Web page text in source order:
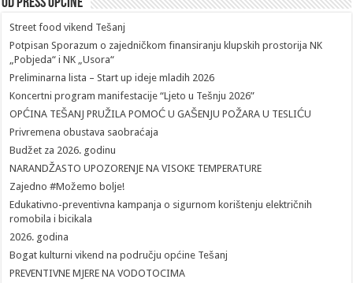
Street food vikend Tešanj
Potpisan Sporazum o zajedničkom finansiranju klupskih prostorija NK
„Pobjeda“ i NK „Usora“
Preliminarna lista – Start up ideje mladih 2026
Koncertni program manifestacije “Ljeto u Tešnju 2026”
OPĆINA TEŠANJ PRUŽILA POMOĆ U GAŠENJU POŽARA U TESLIĆU
Privremena obustava saobraćaja
Budžet za 2026. godinu
NARANDŽASTO UPOZORENJE NA VISOKE TEMPERATURE
Zajedno #Možemo bolje!
Edukativno-preventivna kampanja o sigurnom korištenju električnih
romobila i bicikala
2026. godina
Bogat kulturni vikend na području općine Tešanj
PREVENTIVNE MJERE NA VODOTOCIMA